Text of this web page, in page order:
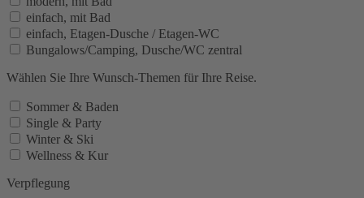
einfach, mit Bad
einfach, Etagen-Dusche / Etagen-WC
Bungalows/Camping, Dusche/WC zentral
Wählen Sie Ihre Wunsch-Themen für Ihre Reise.
Sommer & Baden
Single & Party
Winter & Ski
Wellness & Kur
Verpflegung